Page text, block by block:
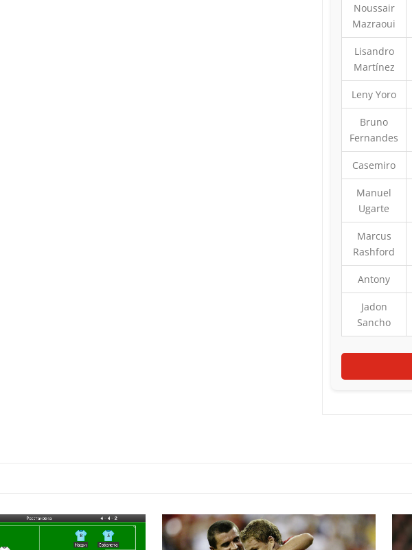
Noussair
Mazraoui
Lisandro
Martínez
Leny Yoro
Bruno
Fernandes
Casemiro
Manuel
Ugarte
Marcus
Rashford
Antony
Jadon
Sancho